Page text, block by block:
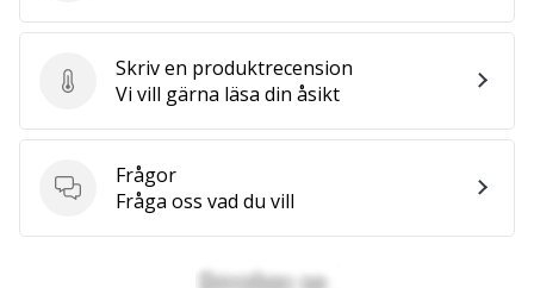
Skriv en produktrecension
Skriv en produktrecension
Vi vill gärna läsa din åsikt
Frågor
Frågor
Fråga oss vad du vill